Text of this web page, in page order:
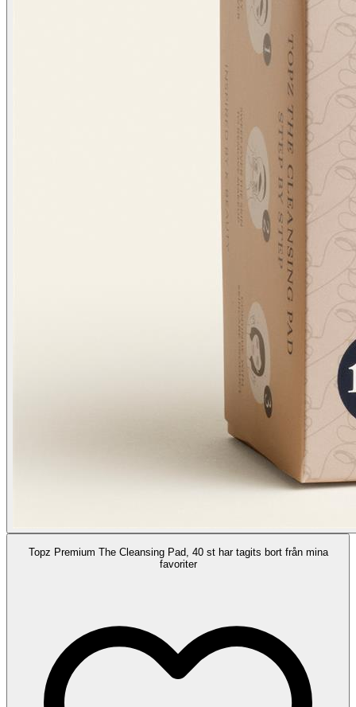
Topz Premium The Cleansing Pad, 40 st har tagits bort från mina
favoriter